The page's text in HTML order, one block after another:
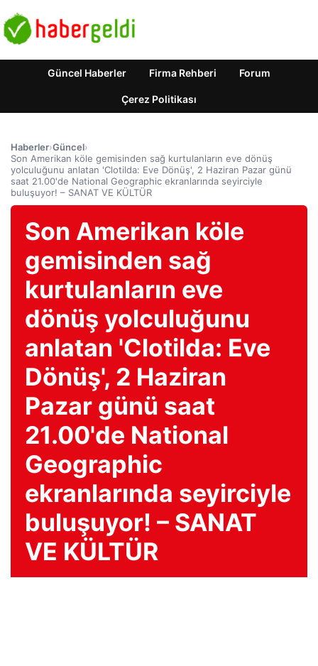
Güncel Haberler Firma Rehberi Forum
Çerez Politikası
Haberler›Güncel›
Son Amerikan köle gemisinden sağ kurtulanların eve dönüş
yolculuğunu anlatan 'Clotilda: Eve Dönüş', 2 Haziran Pazar günü
saat 21.00'de National Geographic ekranlarında seyirciyle
buluşuyor! – SANAT VE KÜLTÜR
Son Amerikan köle
gemisinden sağ
kurtulanların eve
dönüş yolculuğunu
anlatan 'Clotilda: Eve
Dönüş', 2 Haziran
Pazar günü saat
21.00'de National
Geographic
ekranlarında seyirciyle
buluşuyor! – SANAT
VE KÜLTÜR